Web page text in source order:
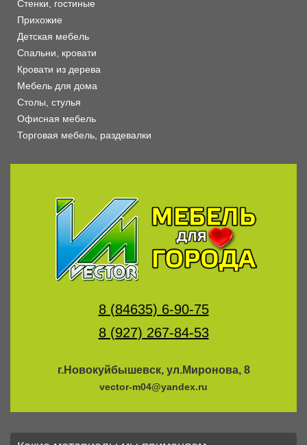
Стенки, гостиные
Прихожие
Детская мебель
Спальни, кровати
Кровати из дерева
Мебель для дома
Столы, стулья
Офисная мебель
Торговая мебель, раздевалки
8 (84635) 6-90-75
8 (927) 267-84-53
г.Новокуйбышевск, ул.Миронова, 8
vector-m04@yandex.ru